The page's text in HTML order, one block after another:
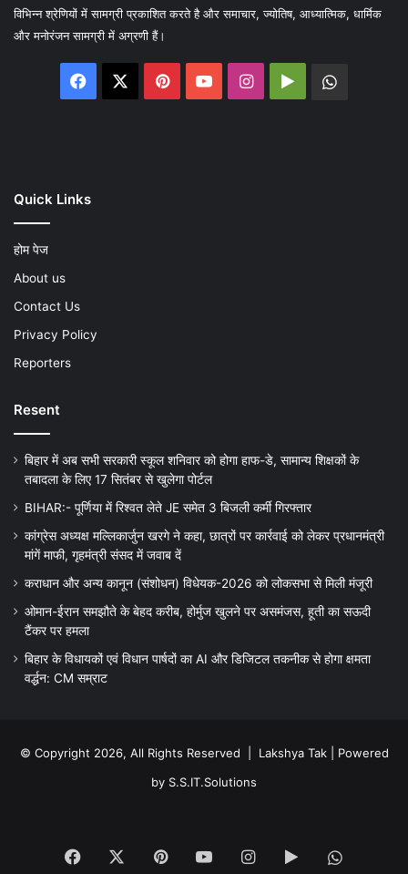
विभिन्न श्रेणियों में सामग्री प्रकाशित करते है और समाचार, ज्योतिष, आध्यात्मिक, धार्मिक
और मनोरंजन सामग्री में अग्रणी हैं।
Facebook PinterestYouTubeInstagram
Google
Quick Links
होम पेज
About us
Contact Us
Privacy Policy
Reporters
Resent
बिहार में अब सभी सरकारी स्कूल शनिवार को होगा हाफ-डे, सामान्य शिक्षकों के
तबादला के लिए 17 सितंबर से खुलेगा पोर्टल
BIHAR:- पूर्णिया में रिश्वत लेते JE समेत 3 बिजली कर्मी गिरफ्तार
कांग्रेस अध्यक्ष मल्लिकार्जुन खरगे ने कहा, छात्रों पर कार्रवाई को लेकर प्रधानमंत्री
मांगें माफी, गृहमंत्री संसद में जवाब दें
कराधान और अन्य कानून (संशोधन) विधेयक-2026 को लोकसभा से मिली मंजूरी
ओमान-ईरान समझौते के बेहद करीब, होर्मुज खुलने पर असमंजस, हूती का सऊदी
टैंकर पर हमला
बिहार के विधायकों एवं विधान पार्षदों का AI और डिजिटल तकनीक से होगा क्षमता
वर्द्धन: CM सम्राट
© Copyright 2026, All Rights Reserved | Lakshya Tak| Powered
by S.S.IT.Solutions
Facebook PinterestYouTubeInstagram
Google